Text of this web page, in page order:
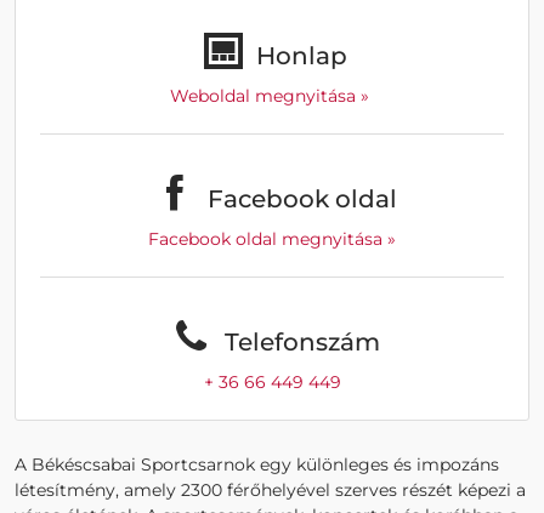
Honlap
Weboldal megnyitása »
Facebook oldal
Facebook oldal megnyitása »
Telefonszám
+ 36 66 449 449
A Békéscsabai Sportcsarnok egy különleges és impozáns
létesítmény, amely 2300 férőhelyével szerves részét képezi a